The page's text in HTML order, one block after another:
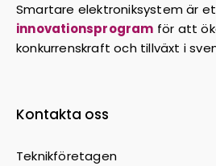
Smartare elektroniksystem är
innovationsprogram för att
konkurrenskraft och tillväxt i
Kontakta oss
Teknikföretagen